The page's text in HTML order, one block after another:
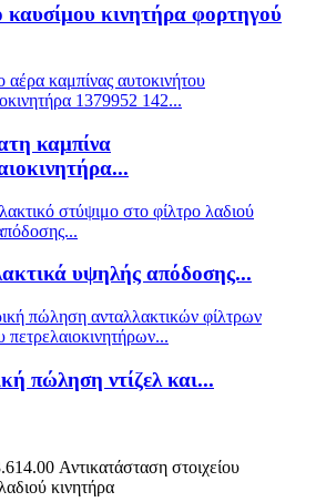
καυσίμου κινητήρα φορτηγού
καμπίνα
υψηλής απόδοσης...
πώληση ντίζελ και...